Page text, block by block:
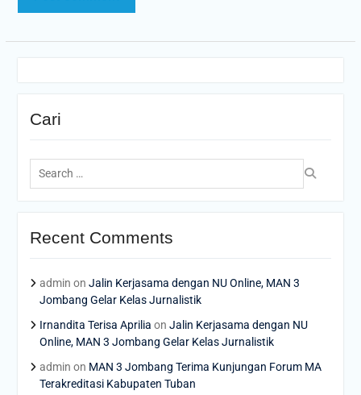
Cari
Search
for:
Recent Comments
admin on Jalin Kerjasama dengan NU Online, MAN 3
Jombang Gelar Kelas Jurnalistik
Irnandita Terisa Aprilia on Jalin Kerjasama dengan NU
Online, MAN 3 Jombang Gelar Kelas Jurnalistik
admin on MAN 3 Jombang Terima Kunjungan Forum MA
Terakreditasi Kabupaten Tuban